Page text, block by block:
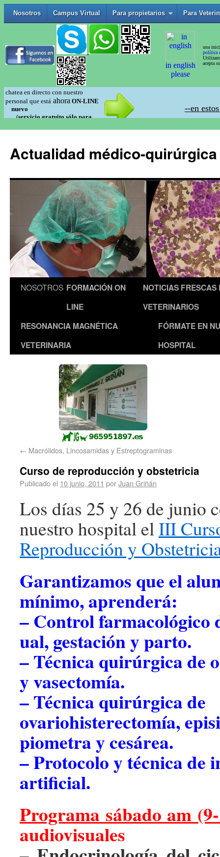
Actualidad médico-
NOSOTROS FORMACIÓN ON
LINE
NOTICIAS FRESCAS
VETERINARIOS
RESONANCIA MAGNÉTICA
VETERINARIA
FÓRMATE EN
HOSPITAL
← Macrólidos, Lincosamidas y Estreptograminas
Curso de reproducción y obstetricia
Publicado el 10 junio, 2011 porJuan Griñán
Los días 25 y 26 de junio
nuestro hospital elIII
Reproducción y
Garantizamos que el
mínimo, aprenderá:
– Control farmacológico
ual, gestación y parto.
– Técnica quirúrgica de
y vasectomía.
– Técnica quirúrgica de
ovariohisterectomía,
piometra y cesárea.
– Protocolo y técnica de
artificial.
Programa sábado am
audiovisuales